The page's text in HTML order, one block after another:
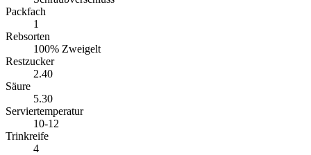
Packfach
1
Rebsorten
100% Zweigelt
Restzucker
2.40
Säure
5.30
Serviertemperatur
10-12
Trinkreife
4